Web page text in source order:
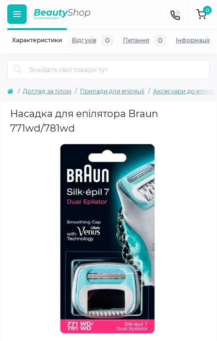
0
Догляд за тілом Прилади для епіляції Аксесуари до
Насадка для епілятора Braun
771wd/781wd
Характеристики Відгуків 0 Питання 0 Iнформація